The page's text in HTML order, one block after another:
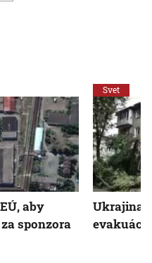
aby
sponzora
Svet
Ukrajina
evakuácii